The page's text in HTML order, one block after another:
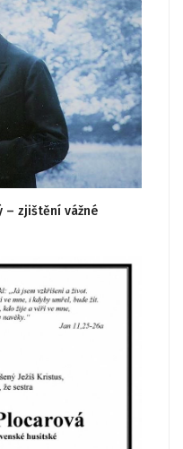
– zjištění vážné